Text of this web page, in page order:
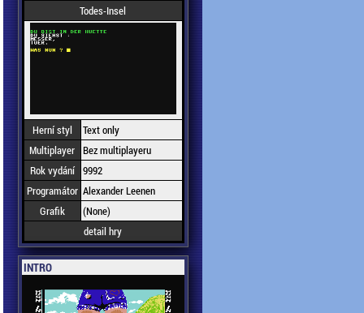
Todes-Insel
Herní styl
Text only
Multiplayer Bez multiplayeru
Rok vydání 9992
Programátor Alexander Leenen
Grafik
(None)
detail hry
INTRO